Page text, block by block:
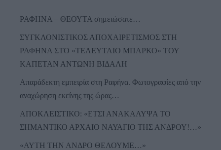
ΡΑΦΗΝΑ – ΘΕΟΥΤΑ σημειώσατε…
ΣΥΓΚΛΟΝΙΣΤΙΚΟΣ ΑΠΟΧΑΙΡΕΤΙΣΜΟΣ ΣΤΗ
ΡΑΦΗΝΑ ΣΤΟ «ΤΕΛΕΥΤΑΙΟ ΜΠΑΡΚΟ» ΤΟΥ
ΚΑΠΕΤΑΝ ΑΝΤΩΝΗ ΒΙΔΑΛΗ
Απαράδεκτη εμπειρία στη Ραφήνα. Φωτογραφίες από την
αναχώρηση εκείνης της ώρας…
ΑΠΟΚΛΕΙΣΤΙΚΟ: «ΕΤΣΙ ΑΝΑΚΑΛΥΨΑ ΤΟ
ΣΗΜΑΝΤΙΚΟ ΑΡΧΑΙΟ ΝΑΥΑΓΙΟ ΤΗΣ ΑΝΔΡΟΥ!…»
«ΑΥΤΗ ΤΗΝ ΑΝΔΡΟ ΘΕΛΟΥΜΕ…»